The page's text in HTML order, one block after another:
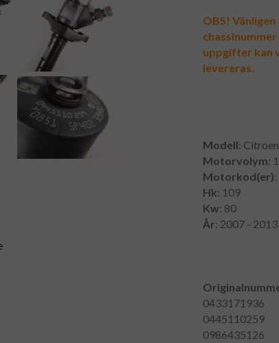
OBS!
uppgifter kan
levereras.
Modell:
Motorvolym:
Motorkod(er)
Hk: 109
Kw: 80
År: 2007 - 2013
0433171936
0445110259
0986435126